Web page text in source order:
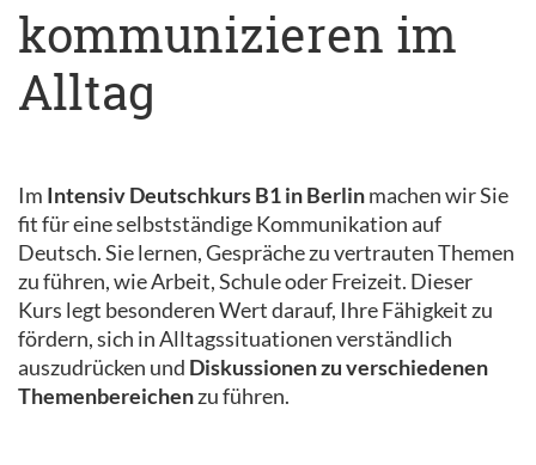
kommunizieren im
Alltag
Im Intensiv Deutschkurs B1 in Berlinmachen wir Sie
fit für eine selbstständige Kommunikation auf
Deutsch. Sie lernen, Gespräche zu vertrauten Themen
zu führen, wie Arbeit, Schule oder Freizeit. Dieser
Kurs legt besonderen Wert darauf, Ihre Fähigkeit zu
fördern, sich in Alltagssituationen verständlich
auszudrücken und Diskussionen zu verschiedenen
Themenbereichenzu führen.